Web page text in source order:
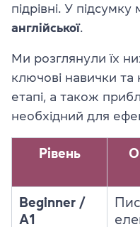
підрівні. У підсумку
англійської.
Ми розглянули їх
ключові навички
етапі, а також
необхідний для
Рівень
Beginner /
A1